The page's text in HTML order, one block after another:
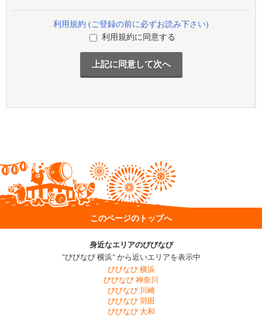
利用規約 (ご登録の前に必ずお読み下さい)
利用規約に同意する
このページのトップへ
身近なエリアのびびなび
"びびなび 横浜" から近いエリアを表示中
びびなび 横浜
びびなび 神奈川
びびなび 川崎
びびなび 羽田
びびなび 大和